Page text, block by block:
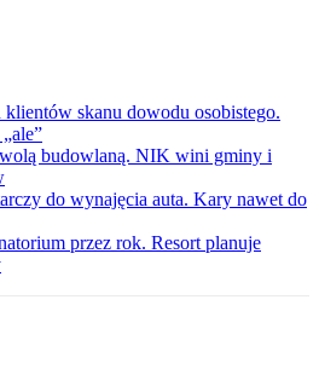
skanu dowodu osobistego.
budowlaną. NIK wini gminy i
do wynajęcia auta. Kary nawet do
przez rok. Resort planuje